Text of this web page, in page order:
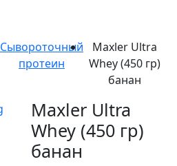
Сывороточный
протеин
Maxler Ultra
Whey (450 гр)
банан
Maxler Ultra
Whey (450 гр)
банан